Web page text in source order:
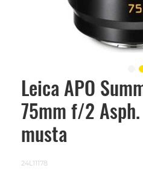
Leica APO
75mm f/2
musta
24L11178
Skip
beginning
images